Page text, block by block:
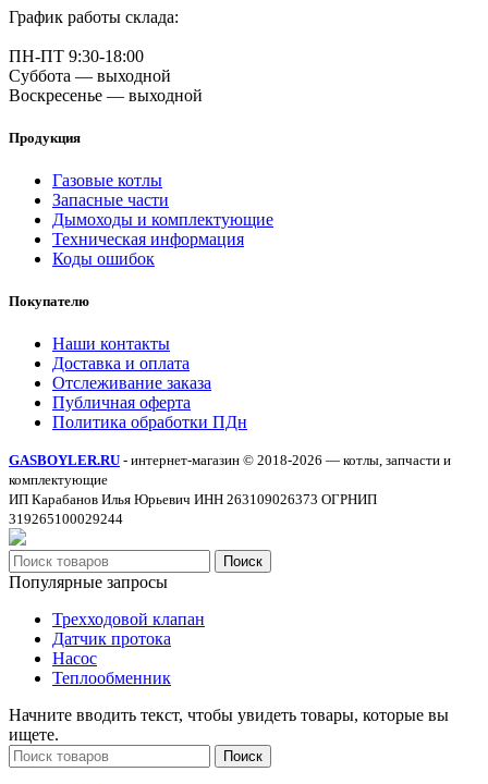
График работы склада:
ПН-ПТ 9:30-18:00
Суббота — выходной
Воскресенье — выходной
Продукция
Газовые котлы
Запасные части
Дымоходы и комплектующие
Техническая информация
Коды ошибок
Покупателю
Наши контакты
Доставка и оплата
Отслеживание заказа
Публичная оферта
Политика обработки ПДн
GASBOYLER.RU - интернет-магазин © 2018-2026 — котлы, запчасти и
комплектующие
ИП Карабанов Илья Юрьевич ИНН 263109026373 ОГРНИП
319265100029244
Поиск
Популярные запросы
Трехходовой клапан
Датчик протока
Насос
Теплообменник
Начните вводить текст, чтобы увидеть товары, которые вы
ищете.
Поиск